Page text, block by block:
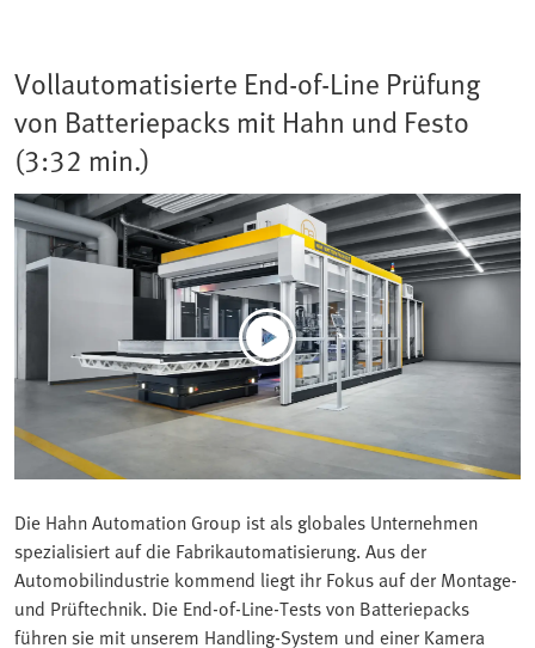
Vollautomatisierte End-of-Line Prüfung
von Batteriepacks mit Hahn und Festo
(3:32 min.)
Die Hahn Automation Group ist als globales Unternehmen
spezialisiert auf die Fabrikautomatisierung. Aus der
Automobilindustrie kommend liegt ihr Fokus auf der Montage-
und Prüftechnik. Die End-of-Line-Tests von Batteriepacks
führen sie mit unserem Handling-System und einer Kamera